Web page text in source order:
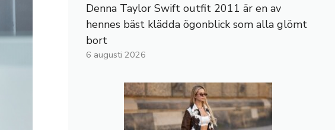
Denna Taylor Swift outfit 2011 är en av
hennes bäst klädda ögonblick som alla glömt
bort
6 augusti 2026